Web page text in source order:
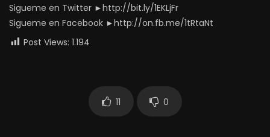
Sigueme en Twitter ►http://bit.ly/1EKLjFr
Sigueme en Facebook ►http://on.fb.me/1tRtaNt
Post Views: 1.194
11 0